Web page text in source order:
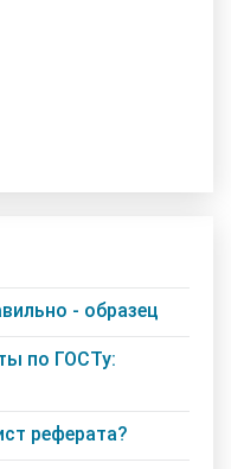
- образец
по ГОСТу:
реферата?